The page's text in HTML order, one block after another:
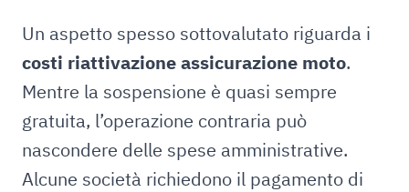
Un aspetto spesso sottovalutato riguarda i
costi riattivazione assicurazione moto.
Mentre la sospensione è quasi sempre
gratuita, l’operazione contraria può
nascondere delle spese amministrative.
Alcune società richiedono il pagamento di